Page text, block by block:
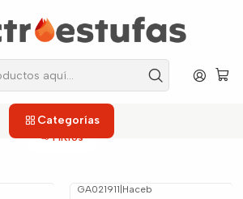
Categorías
que necesitas, sin salir de casa!
Tubos
Filtros
GA021911 Haceb